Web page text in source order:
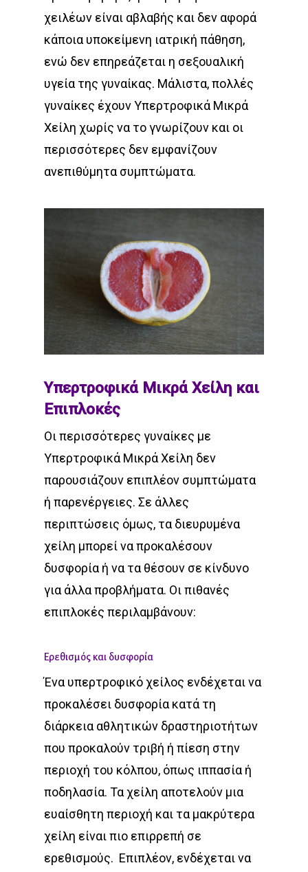
χειλέων είναι αβλαβής και δεν αφορά
κάποια υποκείμενη ιατρική πάθηση,
ενώ δεν επηρεάζεται η σεξουαλική
υγεία της γυναίκας. Μάλιστα, πολλές
γυναίκες έχουν Υπερτροφικά Μικρά
Χείλη χωρίς να το γνωρίζουν και οι
περισσότερες δεν εμφανίζουν
ανεπιθύμητα συμπτώματα.
Υπερτροφικά Μικρά Χείλη και
Επιπλοκές
Οι περισσότερες γυναίκες με
Υπερτροφικά Μικρά Χείλη δεν
παρουσιάζουν επιπλέον συμπτώματα
ή παρενέργειες. Σε άλλες
περιπτώσεις όμως, τα διευρυμένα
χείλη μπορεί να προκαλέσουν
δυσφορία ή να τα θέσουν σε κίνδυνο
για άλλα προβλήματα. Οι πιθανές
επιπλοκές περιλαμβάνουν:
Ερεθισμός και δυσφορία
Ένα υπερτροφικό χείλος ενδέχεται να
προκαλέσει δυσφορία κατά τη
διάρκεια αθλητικών δραστηριοτήτων
που προκαλούν τριβή ή πίεση στην
περιοχή του κόλπου, όπως ιππασία ή
ποδηλασία. Τα χείλη αποτελούν μια
ευαίσθητη περιοχή και τα μακρύτερα
χείλη είναι πιο επιρρεπή σε
ερεθισμούς. Επιπλέον, ενδέχεται να